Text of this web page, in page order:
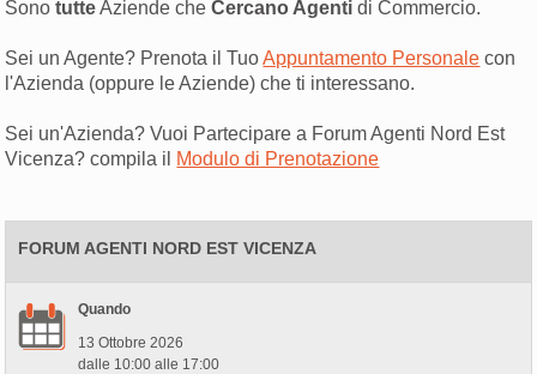
SonotutteAziende cheCercano Agenti di Commercio.
Sei un Agente? Prenota il TuoAppuntamento Personale con
l'Azienda (oppure le Aziende) che ti interessano.
Sei un'Azienda? Vuoi Partecipare a Forum Agenti Nord Est
Vicenza? compila il Modulo di Prenotazione
FORUM AGENTI NORD EST VICENZA
Quando
13 Ottobre 2026
dalle 10:00 alle 17:00